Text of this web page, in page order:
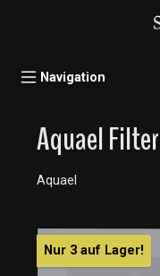
Navigation
Aquael
Aquael
Bildergalerie
Nur 3 auf Lager!